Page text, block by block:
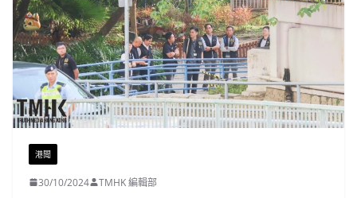
港聞
30/10/2024 TMHK 編輯部